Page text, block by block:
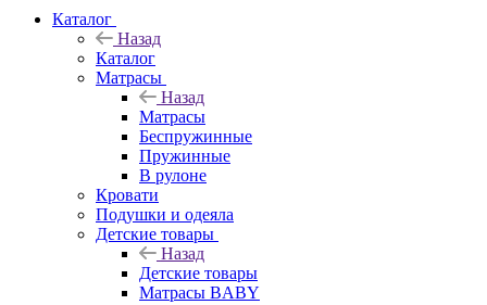
Каталог
Назад
Каталог
Матрасы
Назад
Матрасы
Беспружинные
Пружинные
В рулоне
Кровати
Подушки и одеяла
Детские товары
Назад
Детские товары
Матрасы BABY